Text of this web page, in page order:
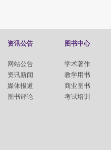
资讯公告
网站公告
资讯新闻
媒体报道
图书评论
图书中心
学术著作
教学用书
商业图书
考试培训